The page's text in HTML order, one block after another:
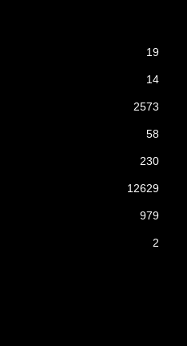
19
14
2573
58
230
12629
979
2